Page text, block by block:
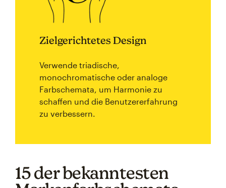
Zielgerichtetes Design
Verwende triadische,
monochromatische oder analoge
Farbschemata, um Harmonie zu
schaffen und die Benutzererfahrung
zu verbessern.
15 der bekanntesten